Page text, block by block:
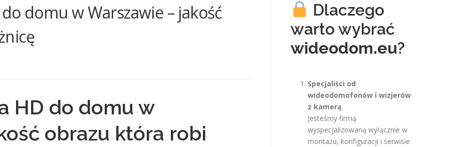
domu w Warszawie – jakość
HD do domu w
obrazu która robi
Dlaczego
warto wybrać
wideodom.eu?
Specjaliści od
wideodomofonów i wizjerów
z kamerą
Jesteśmy firmą
wyspecjalizowaną wyłącznie w
montażu, konfiguracji i serwisie